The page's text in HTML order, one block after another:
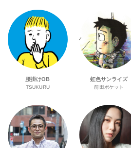
腰掛けOB
TSUKURU
虹色サンライズ
前田ポケット